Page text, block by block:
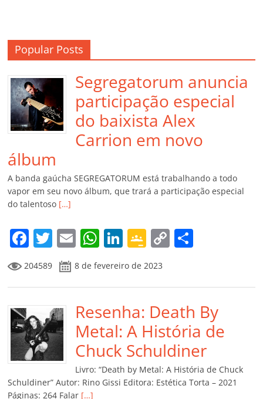
Popular Posts
Segregatorum anuncia
participação especial
do baixista Alex
Carrion em novo
álbum
A banda gaúcha SEGREGATORUM está trabalhando a todo
vapor em seu novo álbum, que trará a participação especial
do talentoso […]
F
a
c
e
b
o
o
k
T
w
itt
er
E
m
ai
l
W
at
s
A
p
p
Li
k
e
dI
n
G
o
o
gl
e
Cl
a
ss
ro
C
y
Li
n
k
p
ar
til
h
ar
204589 8 de fevereiro de 2023
Resenha: Death By
Metal: A História de
Chuck Schuldiner
Livro: “Death by Metal: A História de Chuck
Schuldiner” Autor: Rino Gissi Editora: Estética Torta – 2021
Páginas: 264 Falar […]